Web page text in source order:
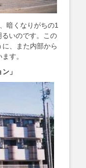
暗くなりがちの1
いのです。この
、また内部から
す。
」